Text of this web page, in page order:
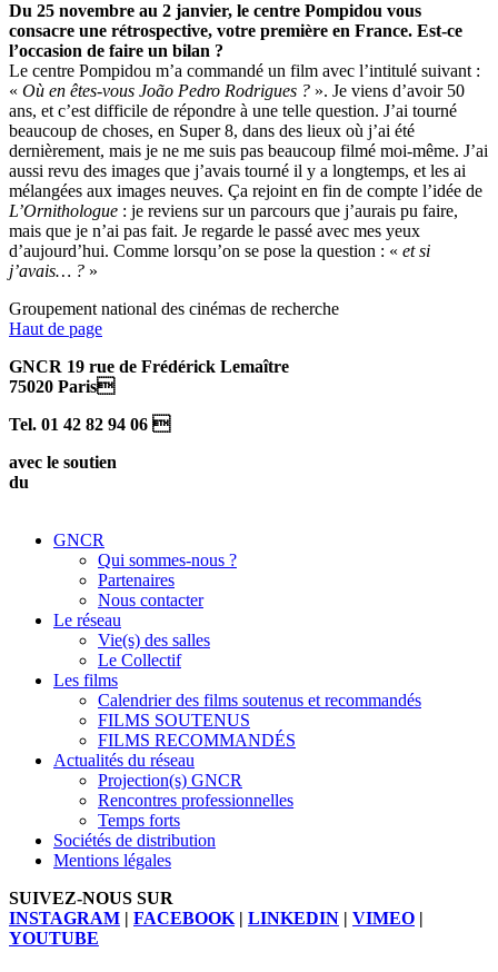
Du 25 novembre au 2 janvier, le centre Pompidou vous
consacre une rétrospective, votre première en France. Est-ce
l’occasion de faire un bilan ?
Le centre Pompidou m’a commandé un film avec l’intitulé suivant :
« Où en êtes-vous João Pedro Rodrigues ? ». Je viens d’avoir 50
ans, et c’est difficile de répondre à une telle question. J’ai tourné
beaucoup de choses, en Super 8, dans des lieux où j’ai été
dernièrement, mais je ne me suis pas beaucoup filmé moi-même. J’ai
aussi revu des images que j’avais tourné il y a longtemps, et les ai
mélangées aux images neuves. Ça rejoint en fin de compte l’idée de
L’Ornithologue : je reviens sur un parcours que j’aurais pu faire,
mais que je n’ai pas fait. Je regarde le passé avec mes yeux
d’aujourd’hui. Comme lorsqu’on se pose la question : « et si
j’avais… ? »
Groupement national des cinémas de recherche
Haut de page
GNCR 19 rue de Frédérick Lemaître
75020 Paris
Tel. 01 42 82 94 06 
avec le soutien
du
GNCR
Qui sommes-nous ?
Partenaires
Nous contacter
Le réseau
Vie(s) des salles
Le Collectif
Les films
Calendrier des films soutenus et recommandés
FILMS SOUTENUS
FILMS RECOMMANDÉS
Actualités du réseau
Projection(s) GNCR
Rencontres professionnelles
Temps forts
Sociétés de distribution
Mentions légales
SUIVEZ-NOUS SUR
INSTAGRAM | FACEBOOK | LINKEDIN | VIMEO |
YOUTUBE